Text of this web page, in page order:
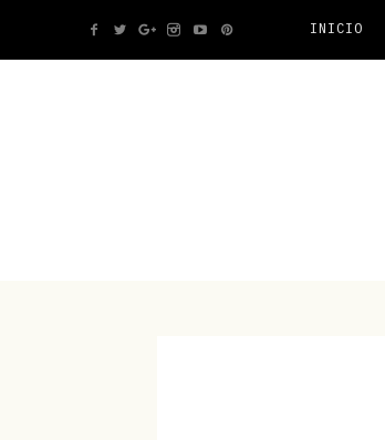
INICIO